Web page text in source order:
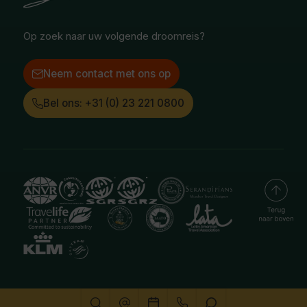
Instagram
Op zoek naar uw volgende droomreis?
Neem contact met ons op
Bel ons: +31 (0) 23 221 0800